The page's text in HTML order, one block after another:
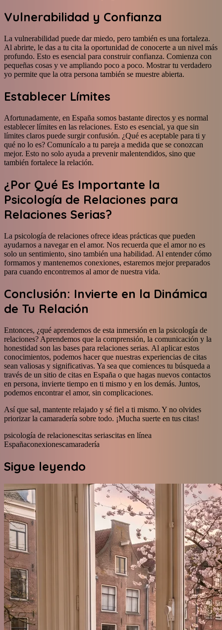
Vulnerabilidad y Confianza
La vulnerabilidad puede dar miedo, pero también es una fortaleza.
Al abrirte, le das a tu cita la oportunidad de conocerte a un nivel más
profundo. Esto es esencial para construir confianza. Comienza con
pequeñas cosas y ve ampliando poco a poco. Mostrar tu verdadero
yo permite que la otra persona también se muestre abierta.
Establecer Límites
Afortunadamente, en España somos bastante directos y es normal
establecer límites en las relaciones. Esto es esencial, ya que sin
límites claros puede surgir confusión. ¿Qué es aceptable para ti y
qué no lo es? Comunícalo a tu pareja a medida que se conozcan
mejor. Esto no solo ayuda a prevenir malentendidos, sino que
también fortalece la relación.
¿Por Qué Es Importante la
Psicología de Relaciones para
Relaciones Serias?
La psicología de relaciones ofrece ideas prácticas que pueden
ayudarnos a navegar en el amor. Nos recuerda que el amor no es
solo un sentimiento, sino también una habilidad. Al entender cómo
formamos y mantenemos conexiones, estaremos mejor preparados
para cuando encontremos al amor de nuestra vida.
Conclusión: Invierte en la Dinámica
de Tu Relación
Entonces, ¿qué aprendemos de esta inmersión en la psicología de
relaciones? Aprendemos que la comprensión, la comunicación y la
honestidad son las bases para relaciones serias. Al aplicar estos
conocimientos, podemos hacer que nuestras experiencias de citas
sean valiosas y significativas. Ya sea que comiences tu búsqueda a
través de un sitio de citas en España o que hagas nuevos contactos
en persona, invierte tiempo en ti mismo y en los demás. Juntos,
podemos encontrar el amor, sin complicaciones.
Así que sal, mantente relajado y sé fiel a ti mismo. Y no olvides
priorizar la camaradería sobre todo. ¡Mucha suerte en tus citas!
psicología de relacionescitas seriascitas en línea
Españaconexionescamaradería
Sigue leyendo